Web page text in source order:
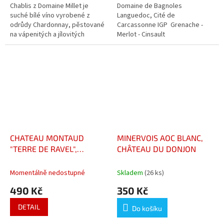
Chablis z Domaine Millet je
suché bílé víno vyrobené z
odrůdy Chardonnay, pěstované
na vápenitých a jílovitých
půdách typických pro oblast
Domaine de Bagnoles
Languedoc, Cité de
Carcassonne IGP Grenache -
Merlot - Cinsault
CHATEAU MONTAUD
"TERRE DE RAVEL",
PROVENCE
Momentálně nedostupné
490 Kč
DETAIL
MINERVOIS AOC BLANC,
CHÂTEAU DU DONJON
Skladem (26 ks)
350 Kč
Do košíku